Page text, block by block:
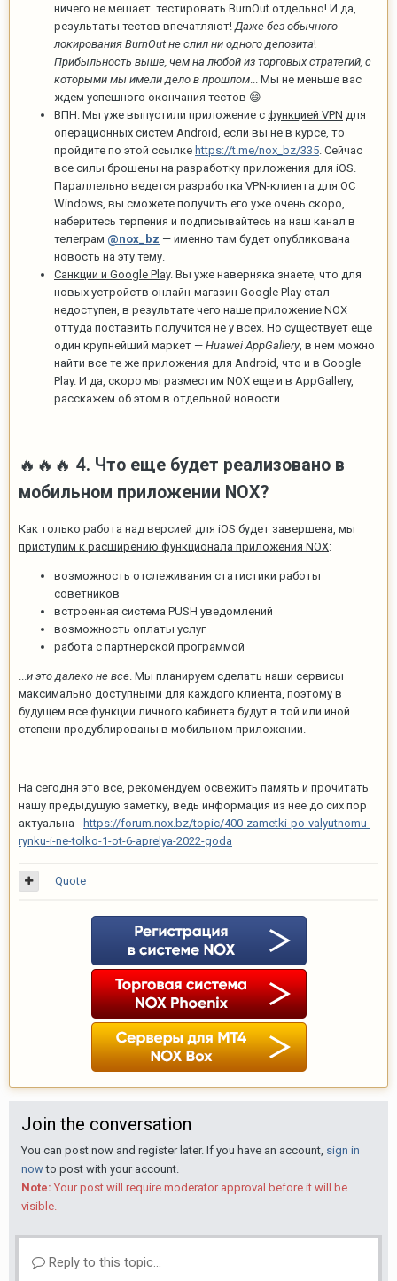
ничего не мешает тестировать BurnOut отдельно! И да,
результаты тестов впечатляют! Даже без обычного
локирования BurnOut не слил ни одного депозита!
Прибыльность выше, чем на любой из торговых стратегий, с
которыми мы имели дело в прошлом ... Мы не меньше вас
ждем успешного окончания тестов 😄
ВПН. Мы уже выпустили приложение с функцией VPN для
операционных систем Android, если вы не в курсе, то
пройдите по этой ссылке https://t.me/nox_bz/335 . Сейчас
все силы брошены на разработку приложения для iOS.
Параллельно ведется разработка VPN-клиента для ОС
Windows, вы сможете получить его уже очень скоро,
наберитесь терпения и подписывайтесь на наш канал в
телеграм @nox_bz — именно там будет опубликована
новость на эту тему.
Санкции и Google Play. Вы уже наверняка знаете, что для
новых устройств онлайн-магазин Google Play стал
недоступен, в результате чего наше приложение NOX
оттуда поставить получится не у всех. Но существует еще
один крупнейший маркет — Huawei AppGallery, в нем можно
найти все те же приложения для Android, что и в Google
Play. И да, скоро мы разместим NOX еще и в AppGallery,
расскажем об этом в отдельной новости.
🔥 🔥 🔥 4. Что еще будет реализовано в
мобильном приложении NOX?
Как только работа над версией для iOS будет завершена, мы
приступим к расширению функционала приложения NOX:
возможность отслеживания статистики работы
советников
встроенная система PUSH уведомлений
возможность оплаты услуг
работа с партнерской программой
...и это далеко не все. Мы планируем сделать наши сервисы
максимально доступными для каждого клиента, поэтому в
будущем все функции личного кабинета будут в той или иной
степени продублированы в мобильном приложении.
На сегодня это все, рекомендуем освежить память и прочитать
нашу предыдущую заметку, ведь информация из нее до сих пор
актуальна - https://forum.nox.bz/topic/400-zametki-po-valyutnomu-
rynku-i-ne-tolko-1-ot-6-aprelya-2022-goda
Quote
Join the conversation
You can post now and register later. If you have an account, sign in
nowto post with your account.
Note: Your post will require moderator approval before it will be
visible.
Reply to this topic...